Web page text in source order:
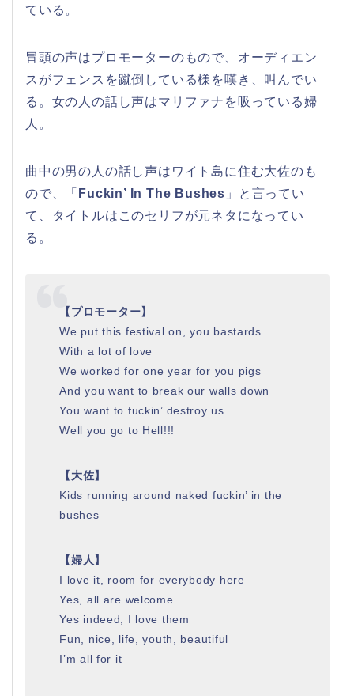
ている。
冒頭の声はプロモーターのもので、オーディエン
スがフェンスを蹴倒している様を嘆き、叫んでい
る。女の人の話し声はマリファナを吸っている婦
人。
曲中の男の人の話し声はワイト島に住む大佐のも
ので、「 Fuckin’ In The Bushes 」と言ってい
て、タイトルはこのセリフが元ネタになってい
る。
【プロモーター】
We put this festival on, you bastards
With a lot of love
We worked for one year for you pigs
And you want to break our walls down
You want to fuckin’ destroy us
Well you go to Hell!!!
【大佐】
Kids running around naked fuckin’ in the
bushes
【婦人】
I love it, room for everybody here
Yes, all are welcome
Yes indeed, I love them
Fun, nice, life, youth, beautiful
I’m all for it